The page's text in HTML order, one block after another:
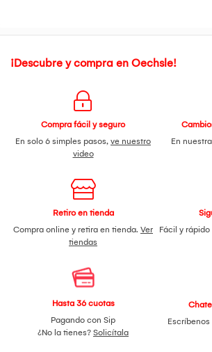
¡Descubre y compra en Oechsle!
Compra fácil y seguro
En solo 6 simples pasos, ve nuestro
video
En
Retiro en tienda
Compra online y retira en tienda. Ver
tiendas
Fácil y rápido
Hasta 36 cuotas
Pagando con Sip
¿No la tienes? Solicítala